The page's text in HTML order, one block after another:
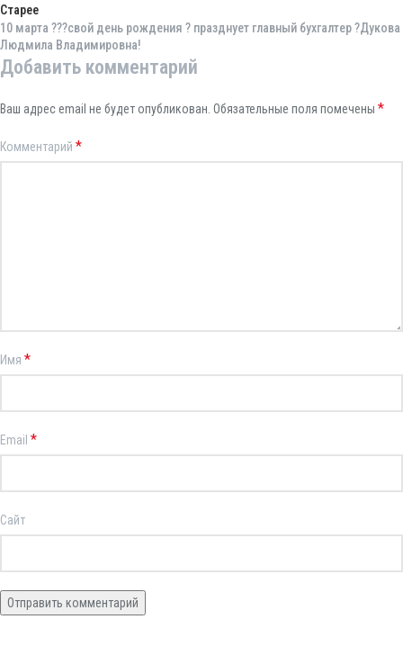
Старее
10 марта ???свой день рождения ? празднует главный бухгалтер ?Дукова
Людмила Владимировна!
Добавить комментарий
Ваш адрес email не будет опубликован. Обязательные поля помечены *
Комментарий *
Имя *
Email *
Сайт